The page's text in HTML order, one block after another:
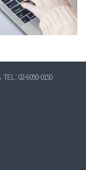
TEL : 02-6050-0150